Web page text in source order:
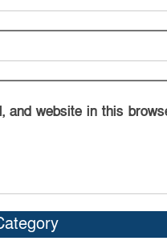
and website in this